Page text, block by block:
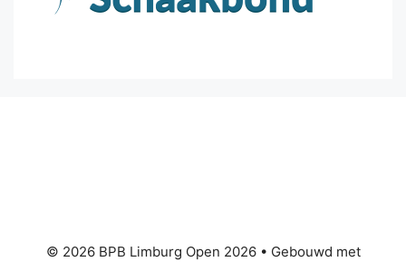
© 2026 BPB Limburg Open 2026• Gebouwd met